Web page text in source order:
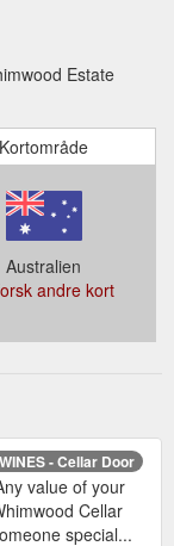
Estate
Kortområde
Australien
andre kort
- Cellar Door
value of your
Cellar
special...